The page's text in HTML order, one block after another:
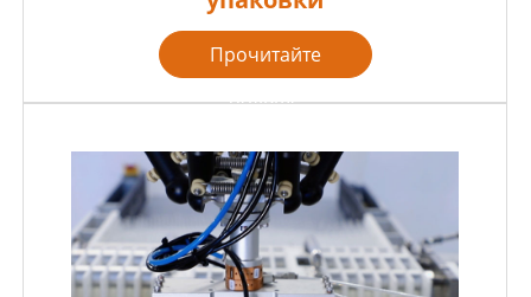
Прочитайте
больше